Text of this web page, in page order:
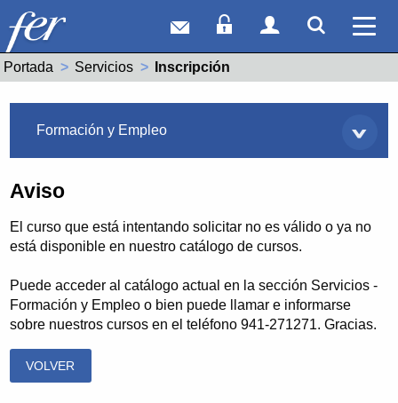
Correo webAcceso Socios
Acceso
Portada Servicios Actual:
Inscripción
Formación y Empleo
Aviso
El curso que está intentando solicitar no es válido o ya no
está disponible en nuestro catálogo de cursos.
Puede acceder al catálogo actual en la sección Servicios -
Formación y Empleo o bien puede llamar e informarse
sobre nuestros cursos en el teléfono 941-271271. Gracias.
VOLVER